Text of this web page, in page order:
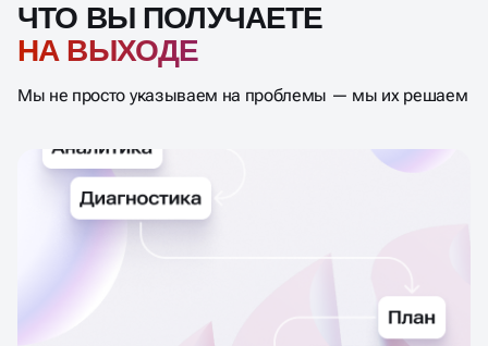
Мы не просто указываем на проблемы — мы их решаем
ЧТО ВЫ ПОЛУЧАЕТЕ
НА ВЫХОДЕ